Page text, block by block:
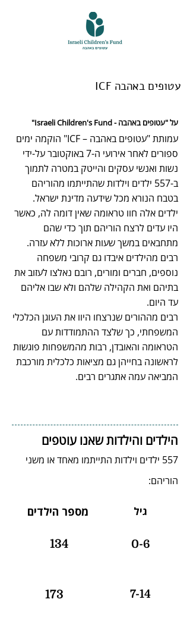
על "עטופים באהבה - Israeli Children's Fund"
עמותת "עטופים באהבה – ICF" הוקמה ימים
ספורים לאחר אירועי ה-7 באוקטובר על-ידי
נשות ואנשי עסקים והייטק במטרה לתמוך
ב-557 ילדים וילדות שהתייתמו מהוריהם
בטבח הנורא מכל שידעה מדינת ישראל.
ילדים אלה חוו טראומה שאין דומה לה, כאשר
היו עדים לרצח הוריהם תוך כדי שהם
מתחבאים במשך שעות ארוכות ללא עזרה.
רבים מהילדים איבדו גם קרובי משפחה
נוספים, חברים ומורים, רובם נאלצו לעזוב את
בתיהם ואת הקהילה שלהם ולא שבו אליהם
עד היום.
רבים מההורים שנרצחו היוו את העוגן הכלכלי
המשפחתי, כך שלצד ההתמודדות עם
הטראומה והאובדן, רבות מהמשפחות פוגשות
לראשונה בחייהן גם מציאות כלכלית מורכבת
המביאה עמה אתגרים רבים.
הילדים והילדות שאנו עוטפים​
557 ילדים וילדות התייתמו מאחד או משני
הוריהם:
מספר הילדים גיל
134 0-6
7-14
173